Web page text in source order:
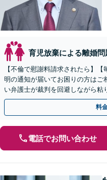
育児放棄による離婚問
【不倫で慰謝料請求されたら】
明の通知が届いてお困りの方はご
い弁護士が裁判を回避しながら粘
相談可(予約制)】【全国対応】
料
電話でお問い合わせ